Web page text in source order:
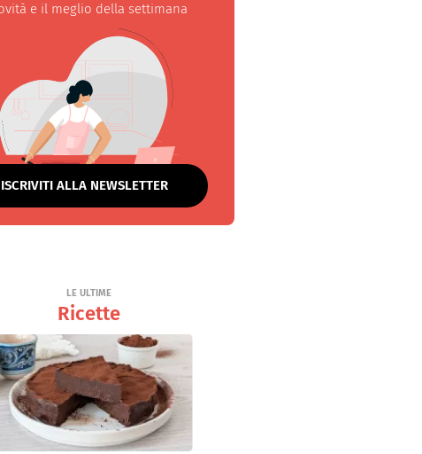
e il meglio della settimana
ISCRIVITI ALLA NEWSLETTER
LE ULTIME
Ricette